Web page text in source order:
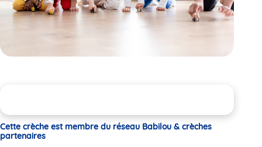
Cette crèche est membre du réseau Babilou & crèches
partenaires